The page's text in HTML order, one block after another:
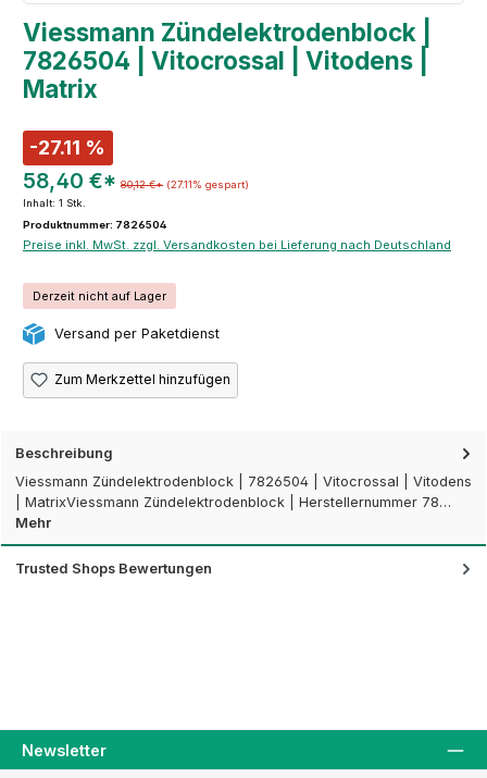
Viessmann Zündelektrodenblock |
7826504 | Vitocrossal | Vitodens |
Matrix
-27.11 %
58,40 €* 80,12 €* (27.11% gespart)
Inhalt: 1 Stk.
Produktnummer: 7826504
Preise inkl. MwSt. zzgl. Versandkosten bei Lieferung nach Deutschland
Derzeit nicht auf Lager
Versand per Paketdienst
Zum Merkzettel hinzufügen
Beschreibung
Viessmann Zündelektrodenblock | 7826504 | Vitocrossal | Vitodens
| MatrixViessmann Zündelektrodenblock | Herstellernummer 78…
Mehr
Trusted Shops Bewertungen
Newsletter